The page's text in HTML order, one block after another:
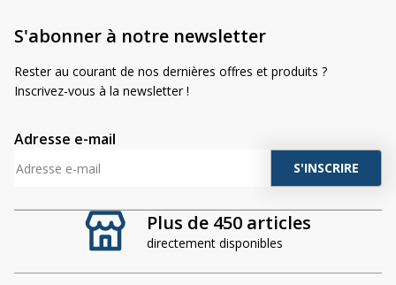
Plus de 450 articles
directement disponibles
S'abonner à notre newsletter
Rester au courant de nos dernières offres et produits ?
Inscrivez-vous à la newsletter !
Adresse e-mail
A
t